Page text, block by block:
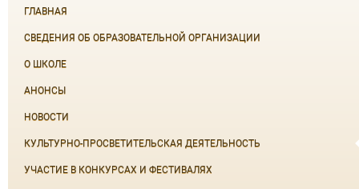
ГЛАВНАЯ
СВЕДЕНИЯ ОБ ОБРАЗОВАТЕЛЬНОЙ ОРГАНИЗАЦИИ
О ШКОЛЕ
АНОНСЫ
НОВОСТИ
КУЛЬТУРНО-ПРОСВЕТИТЕЛЬСКАЯ ДЕЯТЕЛЬНОСТЬ
УЧАСТИЕ В КОНКУРСАХ И ФЕСТИВАЛЯХ